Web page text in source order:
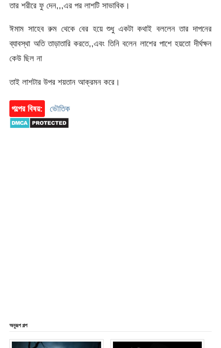
তার শরীরে ফু দেন,,,এর পর লাশটি সাভাবিক।
ঈমাম সাহেব রুম থেকে বের হয়ে শুধু একটা কথাই বললেন তার দাপনের
ব্যাবস্থা অতি তাড়াতারি করতে,,এবং তিনি বলেন লাশের পাশে হয়তো দীর্ঘক্ষন
কেউ ছিল না
তাই লাশটার উপর শয়তান আক্রমন করে।
গল্পের বিষয়: ভৌতিক
অনুরূপ গল্প